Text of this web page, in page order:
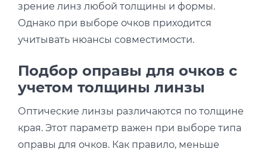
зрение линз любой толщины и формы.
Однако при выборе очков приходится
учитывать нюансы совместимости.
Подбор оправы для очков с
учетом толщины линзы
Оптические линзы различаются по толщине
края. Этот параметр важен при выборе типа
оправы для очков. Как правило, меньше